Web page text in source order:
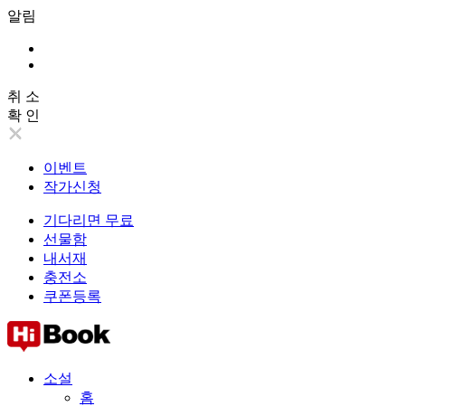
알림
취 소
확 인
이벤트
작가신청
기다리면 무료
선물함
내서재
충전소
쿠폰등록
소설
홈